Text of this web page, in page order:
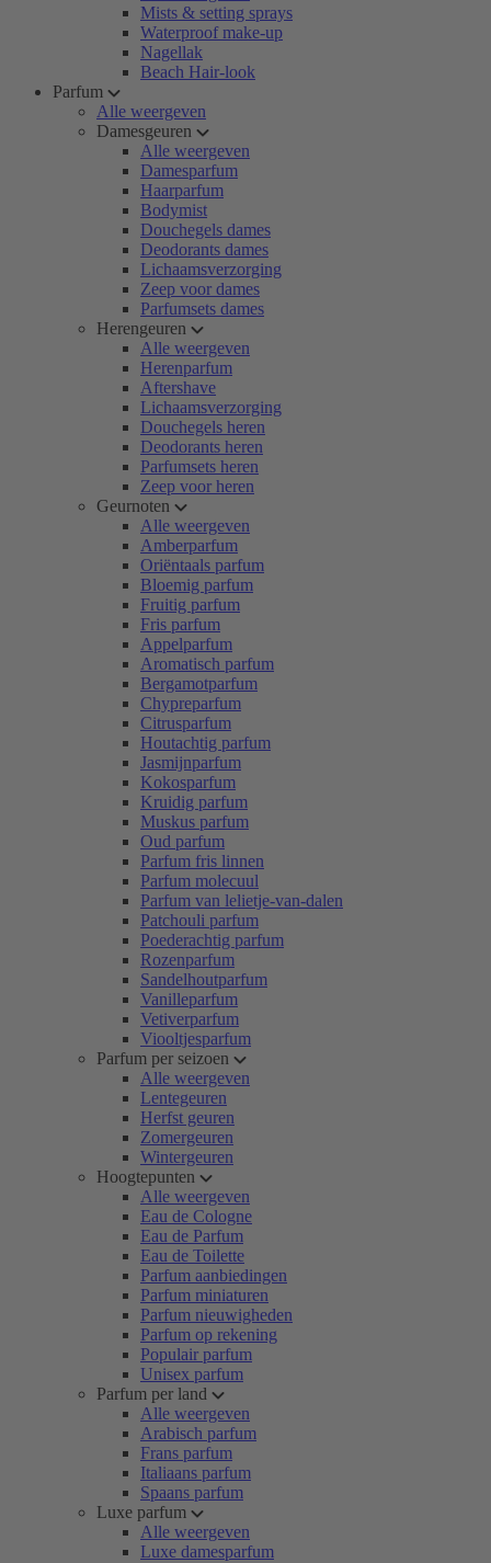
Mists & setting sprays
Waterproof make-up
Nagellak
Beach Hair-look
Parfum
Alle weergeven
Damesgeuren
Alle weergeven
Damesparfum
Haarparfum
Bodymist
Douchegels dames
Deodorants dames
Lichaamsverzorging
Zeep voor dames
Parfumsets dames
Herengeuren
Alle weergeven
Herenparfum
Aftershave
Lichaamsverzorging
Douchegels heren
Deodorants heren
Parfumsets heren
Zeep voor heren
Geurnoten
Alle weergeven
Amberparfum
Oriëntaals parfum
Bloemig parfum
Fruitig parfum
Fris parfum
Appelparfum
Aromatisch parfum
Bergamotparfum
Chypreparfum
Citrusparfum
Houtachtig parfum
Jasmijnparfum
Kokosparfum
Kruidig parfum
Muskus parfum
Oud parfum
Parfum fris linnen
Parfum molecuul
Parfum van lelietje-van-dalen
Patchouli parfum
Poederachtig parfum
Rozenparfum
Sandelhoutparfum
Vanilleparfum
Vetiverparfum
Viooltjesparfum
Parfum per seizoen
Alle weergeven
Lentegeuren
Herfst geuren
Zomergeuren
Wintergeuren
Hoogtepunten
Alle weergeven
Eau de Cologne
Eau de Parfum
Eau de Toilette
Parfum aanbiedingen
Parfum miniaturen
Parfum nieuwigheden
Parfum op rekening
Populair parfum
Unisex parfum
Parfum per land
Alle weergeven
Arabisch parfum
Frans parfum
Italiaans parfum
Spaans parfum
Luxe parfum
Alle weergeven
Luxe damesparfum